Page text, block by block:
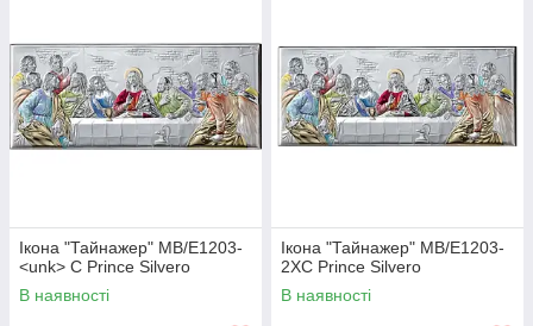
Ікона "Тайнажер" MB/E1203-
<unk> C Prince Silvero
В наявності
Ікона "Тайнажер" MB/E1203-
2XC Prince Silvero
В наявності